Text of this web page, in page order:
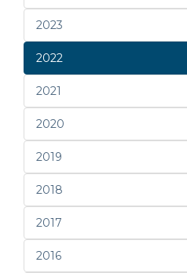
2023
2022
2021
2020
2019
2018
2017
2016